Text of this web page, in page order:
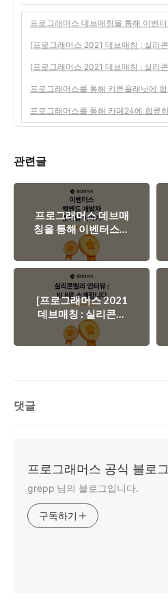
관련글
프로그래머스 데브매
칭을 통해 이벤터스에
합류하게 된 준혁님
이야기
[프로그래머스 2021
데브매칭 : 실리콘밸
리 인터뷰] 실리콘밸
리에서 한국을 빛내고
댓글
프로그래머스 공식 블로그
grepp 님의 블로그입니다.
구독하기